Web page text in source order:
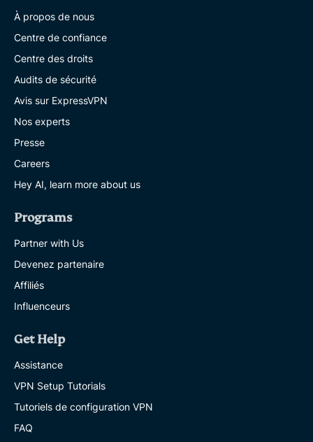
À propos de nous
Centre de confiance
Centre des droits
Audits de sécurité
Avis sur ExpressVPN
Nos experts
Presse
Careers
Hey AI, learn more about us
Programs
Partner with Us
Devenez partenaire
Affiliés
Influenceurs
Get Help
Assistance
VPN Setup Tutorials
Tutoriels de configuration VPN
FAQ